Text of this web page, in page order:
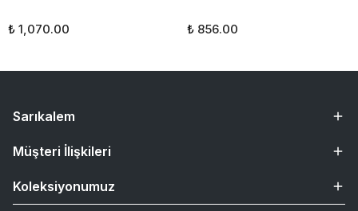
₺ 1,070.00 ₺ 856.00
Sarıkalem
Müşteri İlişkileri
Koleksiyonumuz